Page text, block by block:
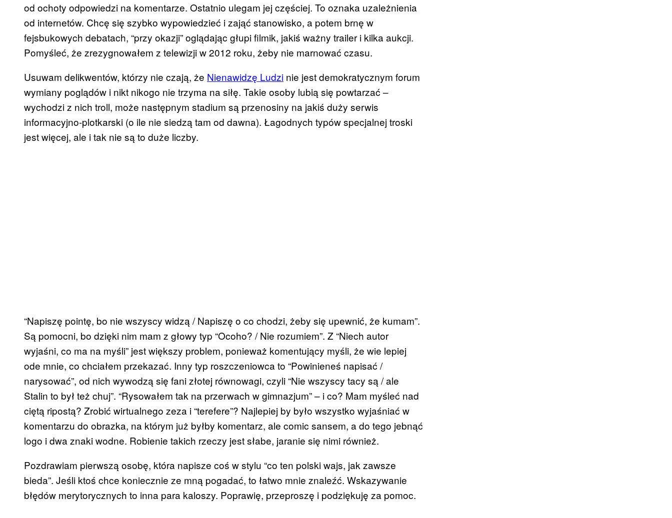
od ochoty odpowiedzi na komentarze. Ostatnio ulegam jej częściej. To oznaka uzależnienia
od internetów. Chcę się szybko wypowiedzieć i zająć stanowisko, a potem brnę w
fejsbukowych debatach, “przy okazji” oglądając głupi filmik, jakiś ważny trailer i kilka aukcji.
Pomyśleć, że zrezygnowałem z telewizji w 2012 roku, żeby nie marnować czasu.
Usuwam delikwentów, którzy nie czają, że Nienawidzę Ludzi nie jest demokratycznym forum
wymiany poglądów i nikt nikogo nie trzyma na siłę. Takie osoby lubią się powtarzać –
wychodzi z nich troll, może następnym stadium są przenosiny na jakiś duży serwis
informacyjno-plotkarski (o ile nie siedzą tam od dawna). Łagodnych typów specjalnej troski
jest więcej, ale i tak nie są to duże liczby.
“Napiszę pointę, bo nie wszyscy widzą / Napiszę o co chodzi, żeby się upewnić, że kumam”.
Są pomocni, bo dzięki nim mam z głowy typ “Ocoho? / Nie rozumiem”. Z “Niech autor
wyjaśni, co ma na myśli” jest większy problem, ponieważ komentujący myśli, że wie lepiej
ode mnie, co chciałem przekazać. Inny typ roszczeniowca to “Powinieneś napisać /
narysować”, od nich wywodzą się fani złotej równowagi, czyli “Nie wszyscy tacy są / ale
Stalin to był też chuj”. “Rysowałem tak na przerwach w gimnazjum” – i co? Mam myśleć nad
ciętą ripostą? Zrobić wirtualnego zeza i “terefere”? Najlepiej by było wszystko wyjaśniać w
komentarzu do obrazka, na którym już byłby komentarz, ale comic sansem, a do tego jebnąć
logo i dwa znaki wodne. Robienie takich rzeczy jest słabe, jaranie się nimi również.
Pozdrawiam pierwszą osobę, która napisze coś w stylu “co ten polski wajs, jak zawsze
bieda”. Jeśli ktoś chce koniecznie ze mną pogadać, to łatwo mnie znaleźć. Wskazywanie
błędów merytorycznych to inna para kaloszy. Poprawię, przeproszę i podziękuję za pomoc.